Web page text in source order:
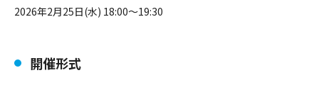
2026年2月25日(水) 18:00～19:30
開催形式